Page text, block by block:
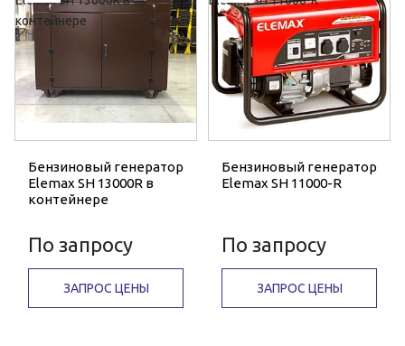
Бензиновый генератор
Elemax SH 13000R в
контейнере
По запросу
ЗАПРОС ЦЕНЫ
Бензиновый генератор
Elemax SH 11000-R
По запросу
ЗАПРОС ЦЕНЫ